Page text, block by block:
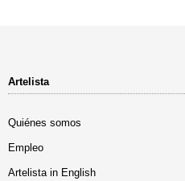
Artelista
Quiénes somos
Empleo
Artelista in English